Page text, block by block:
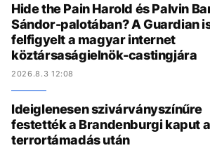
Hide the Pain Harold és Palvin
Sándor-palotában? A Guardian
felfigyelt a magyar internet
köztársaságielnök-castingjára
2026.8.3 12:08
Ideiglenesen szivárványszínűre
festették a Brandenburgi kaput
terrortámadás után